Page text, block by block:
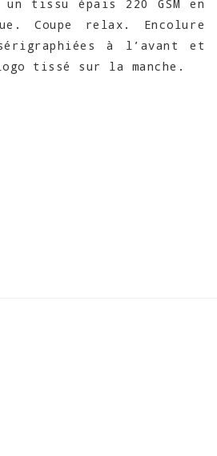
tissu épais 220 GSM en
Coupe relax. Encolure
à l’avant et
tissé sur la manche.